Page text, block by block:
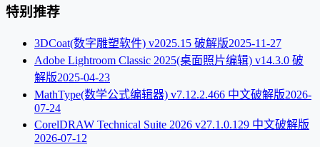
特别推荐
3DCoat(数字雕塑软件) v2025.15 破解版2025-11-27
Adobe Lightroom Classic 2025(桌面照片编辑) v14.3.0 破
解版2025-04-23
MathType(数学公式编辑器) v7.12.2.466 中文破解版2026-
07-24
CorelDRAW Technical Suite 2026 v27.1.0.129 中文破解版
2026-07-12